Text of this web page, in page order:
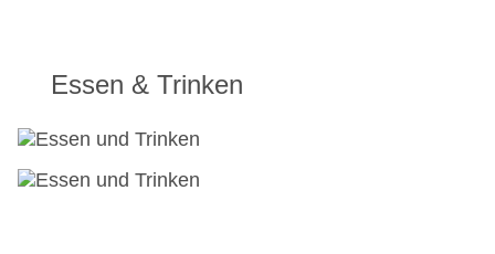
Parkplatz
Garage
Hotelsafe
Essen & Trinken